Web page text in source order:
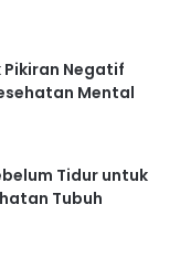
Negatif
Mental
Tidur untuk
Tubuh